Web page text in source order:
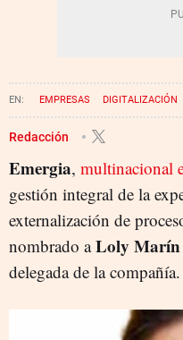
EMPRESAS DIGITALIZACIÓN
Redacción
Emergia, multinacional
gestión integral de la
externalización de
nombrado aLoly Marín
delegada de la compañía.